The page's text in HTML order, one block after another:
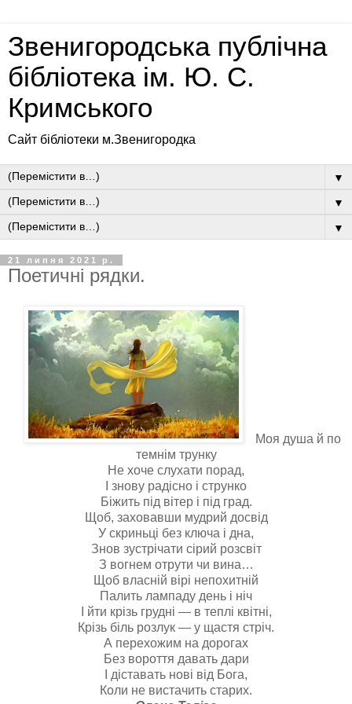
Звенигородська публічна
бібліотека ім. Ю. С.
Кримського
Сайт бібліотеки м.Звенигородка
▼
▼
▼
21 липня 2021 р.
Поетичні рядки.
Моя душа й по
темнім трунку
Не хоче слухати порад,
І знову радісно і струнко
Біжить під вітер і під град.
Щоб, заховавши мудрий досвід
У скриньці без ключа і дна,
Знов зустрічати сірий розсвіт
З вогнем отрути чи вина…
Щоб власній вірі непохитній
Палить лампаду день і ніч
І йти крізь грудні — в теплі квітні,
Крізь біль розлук — у щастя стріч.
А перехожим на дорогах
Без вороття давать дари
І діставать нові від Бога,
Коли не вистачить старих.